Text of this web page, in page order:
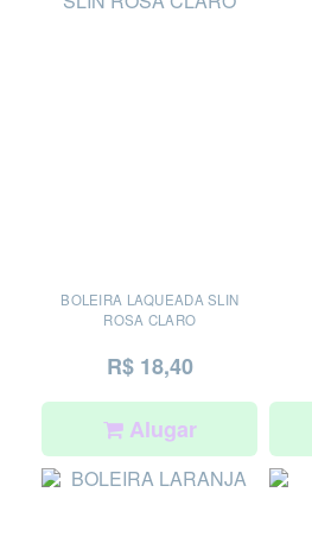
BOLEIRA LAQUEADA SLIN
ROSA CLARO
R$ 18,40
Alugar